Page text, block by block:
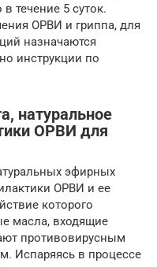
течение 5 суток.
ОРВИ и гриппа, для
назначаются
инструкции по
натуральное
ОРВИ для
эфирных
ОРВИ и ее
которого
масла, входящие
противовирусным
Испаряясь в процессе